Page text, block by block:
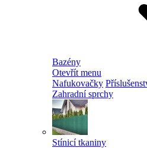
Bazény
Otevřít menu
Nafukovačky
Zahradní sprchy
Stínicí tkaniny